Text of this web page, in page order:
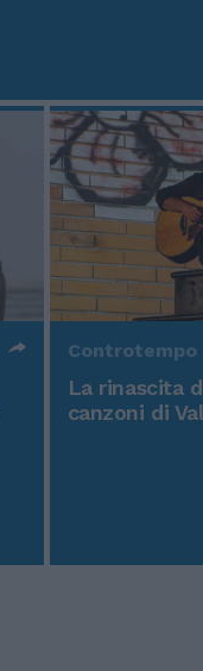
Controtempo
La rinascita
canzoni di